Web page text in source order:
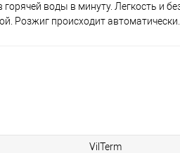
воды в минуту. Легкость и
Розжиг происходит автоматически.
VilTerm